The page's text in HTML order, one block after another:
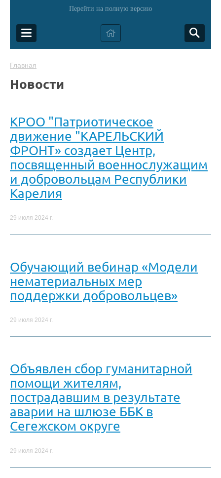
Перейти на полную версию
Главная
Новости
КРОО "Патриотическое
движение "КАРЕЛЬСКИЙ
ФРОНТ» создает Центр,
посвященный военнослужащим
и добровольцам Республики
Карелия
29 июля 2024 г.
Обучающий вебинар «Модели
нематериальных мер
поддержки добровольцев»
29 июля 2024 г.
Объявлен сбор гуманитарной
помощи жителям,
пострадавшим в результате
аварии на шлюзе ББК в
Сегежском округе
29 июля 2024 г.